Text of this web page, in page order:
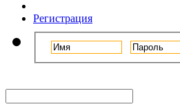
Регистрация